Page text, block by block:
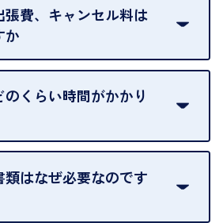
スタッフに一言お声がけください。
速に対応させていただきます。
へと回されます。買い戻しはできま
承ください。
す。
形で、お品物をお戻しすることがで
8日間のうちに、お気軽にお申し出
物は、8日間保管しております。
張費、キャンセル料は
か
おりません。査定金額にご納得いた
、その場でお断りいただいても問題
お気軽にご相談ください。
くらい時間がかかり
点数によって異なりますが、店頭買
あたり数分程度が目安です。大量の
、お時間をいただくことがございま
類はなぜ必要なのです